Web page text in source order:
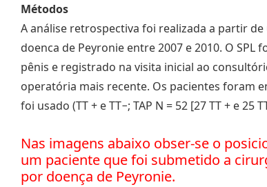
Métodos
A análise retrospectiva foi realizada a partir
doenca de Peyronie entre 2007 e 2010. O
pênis e registrado na visita inicial ao
operatória mais recente. Os pacientes foram
foi usado (TT + e TT−; TAP N = 52 [27 TT + e 25
Nas imagens abaixo obser-se o
um paciente que foi submetido a
por doença de Peyronie.